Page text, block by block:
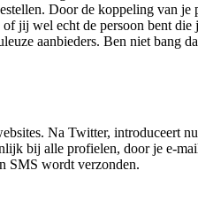
Door de koppeling van
jij wel echt de persoon bent
aanbieders. Ben niet bang
Na Twitter, introduceert
bij alle profielen, door je e-
SMS wordt verzonden.